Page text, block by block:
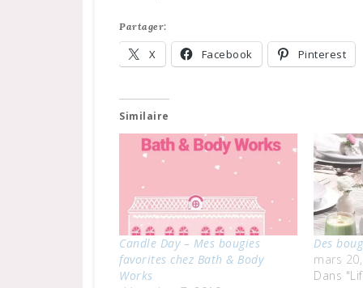
Partager:
X Facebook Pinterest
Similaire
Candle Day – Mes bougies
favorites chez Bath & Body
Works
Des
mars
Dans